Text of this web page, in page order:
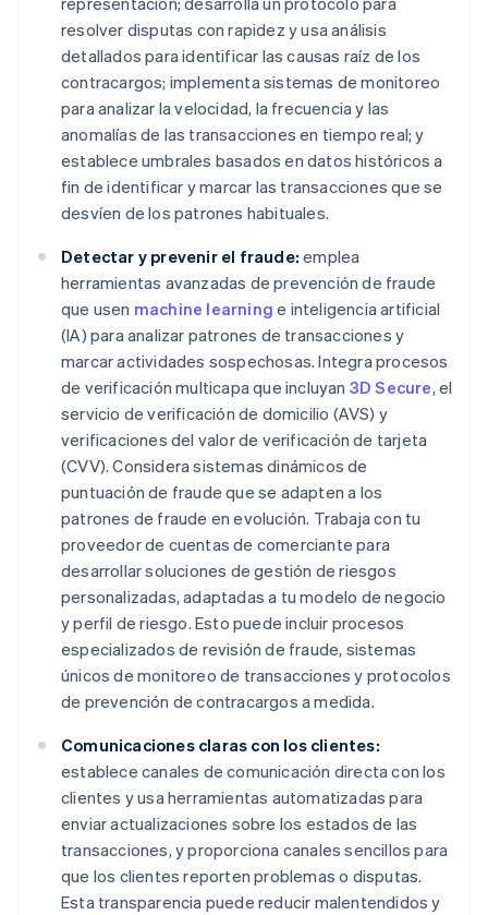
resolver disputas con rapidez y usa análisis
detallados para identificar las causas raíz de los
contracargos; implementa sistemas de monitoreo
para analizar la velocidad, la frecuencia y las
anomalías de las transacciones en tiempo real; y
establece umbrales basados en datos históricos a
fin de identificar y marcar las transacciones que se
desvíen de los patrones habituales.
Detectar y prevenir el fraude: emplea
herramientas avanzadas de prevención de fraude
que usen machine learning e inteligencia artificial
(IA) para analizar patrones de transacciones y
marcar actividades sospechosas. Integra procesos
de verificación multicapa que incluyan 3D Secure, el
servicio de verificación de domicilio (AVS) y
verificaciones del valor de verificación de tarjeta
(CVV). Considera sistemas dinámicos de
puntuación de fraude que se adapten a los
patrones de fraude en evolución. Trabaja con tu
proveedor de cuentas de comerciante para
desarrollar soluciones de gestión de riesgos
personalizadas, adaptadas a tu modelo de negocio
y perfil de riesgo. Esto puede incluir procesos
especializados de revisión de fraude, sistemas
únicos de monitoreo de transacciones y protocolos
de prevención de contracargos a medida.
Comunicaciones claras con los clientes:
establece canales de comunicación directa con los
clientes y usa herramientas automatizadas para
enviar actualizaciones sobre los estados de las
transacciones, y proporciona canales sencillos para
que los clientes reporten problemas o disputas.
Esta transparencia puede reducir malentendidos y